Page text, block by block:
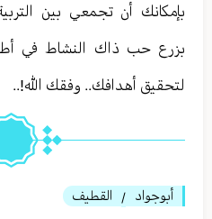
بإمكانك أن تجمعي بين
بزرع حب ذاك النشاط في
لتحقيق أهدافك.. وفقك الله!..
أبوجواد / القطيف